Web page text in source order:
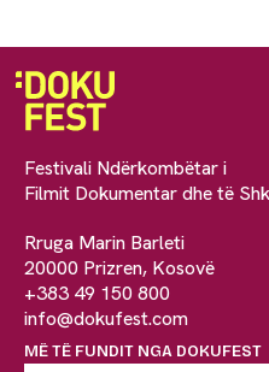
Festivali Ndërkombëtar i
Filmit Dokumentar dhe të
Rruga Marin Barleti
20000 Prizren, Kosovë
+383 49 150 800
info@dokufest.com
MË TË FUNDIT NGA DOKUFEST